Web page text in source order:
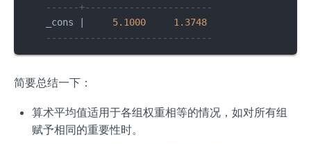
------+-----------------------
    _cons |
5.1000
1.3748
------------------------------
简要总结一下：
算术平均值适用于各组权重相等的情况，如对所有组
赋予相同的重要性时。